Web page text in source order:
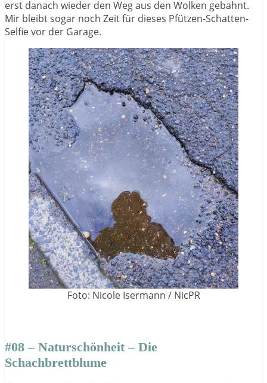
erst danach wieder den Weg aus den Wolken gebahnt.
Mir bleibt sogar noch Zeit für dieses Pfützen-Schatten-
Selfie vor der Garage.
Foto: Nicole Isermann / NicPR
#08 – Naturschönheit – Die
Schachbrettblume